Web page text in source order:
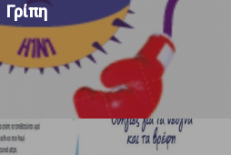
Γρίπη